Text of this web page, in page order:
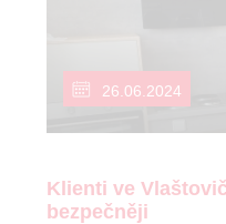
26.06.2024
Klienti ve
bezpečněji